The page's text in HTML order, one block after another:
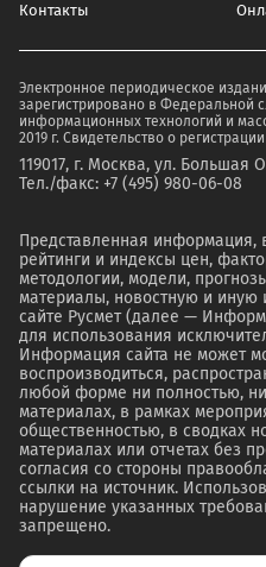
Контакты
Электронное периодическое
зарегистрировано в Федеральной
информационных технологий и
2019 г. Свидетельство о
119017, г. Москва, ул. Большая
Тел./факс: +7 (495) 980-06-08
Представленная информация,
рейтинги и индексы цен,
методологии, модели,
материалы, новостную и
сайте Русмет (далее —
для использования
Информация сайта не может
воспроизводиться,
любой форме ни полностью,
материалах, в рамках
общественностью, в сводках
материалах или отчетах без
согласия со стороны
ссылки на источник.
нарушение указанных
запрещено.